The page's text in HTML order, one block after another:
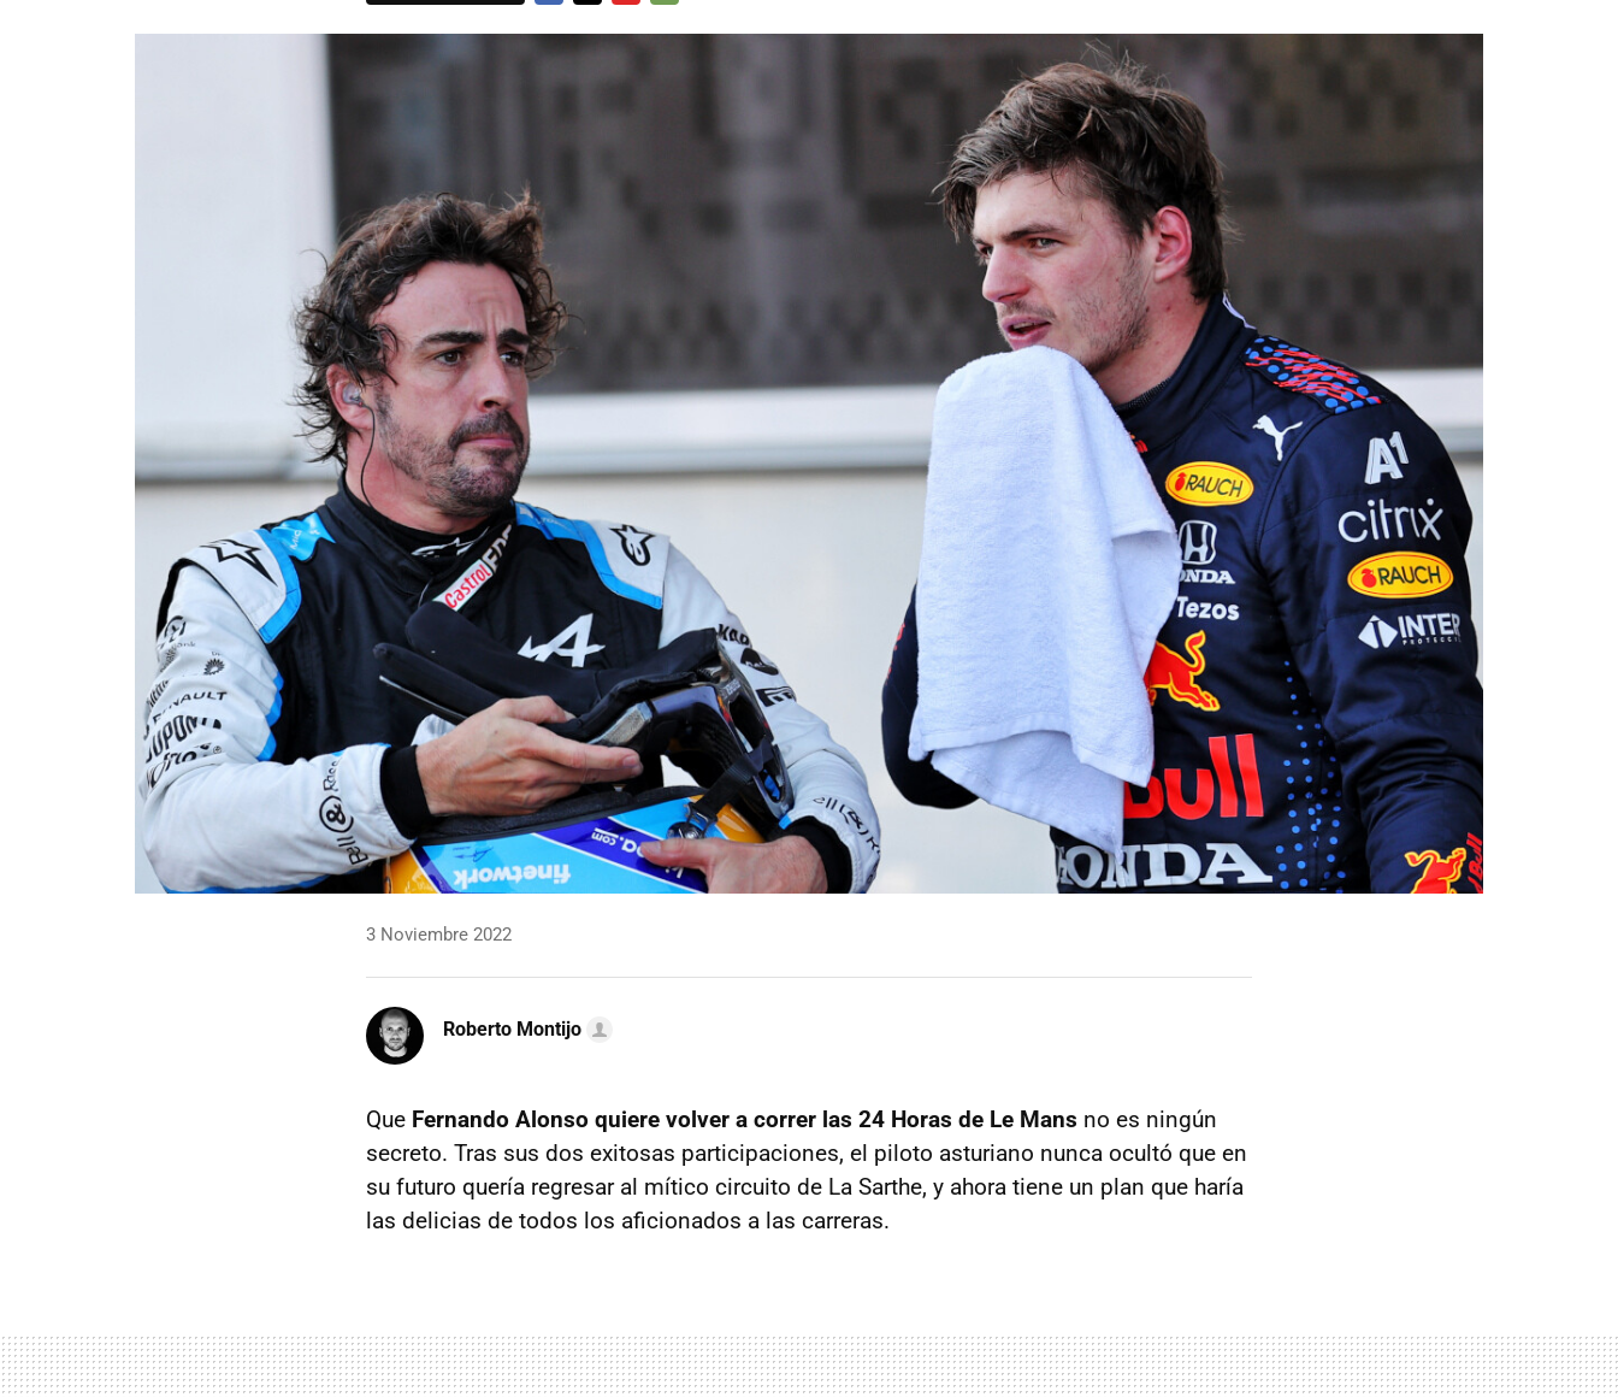
3 Noviembre 2022
Roberto Montijo
Que Fernando Alonso quiere volver a correr las 24 Horas de Le Mans no es ningún
secreto. Tras sus dos exitosas participaciones, el piloto asturiano nunca ocultó que en
su futuro quería regresar al mítico circuito de La Sarthe, y ahora tiene un plan que haría
las delicias de todos los aficionados a las carreras.